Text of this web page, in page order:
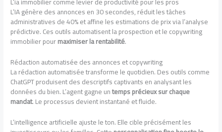
L’IA génère des annonces en 30 secondes, réduit les tâches
administratives de 40% et affine les estimations de prix via l’analyse
prédictive. Ces outils automatisent la prospection et le copywriting
immobilier pourmaximiser la rentabilité.
Rédaction automatisée des annonces et copywriting
La rédaction automatisée transforme le quotidien. Des outils comme
ChatGPT produisent des descriptifs captivants en analysant les
données du bien. L’agent gagne untemps précieux sur chaque
mandat. Le processus devient instantané et fluide.
L’intelligence artificielle ajuste le ton. Elle cible précisément les